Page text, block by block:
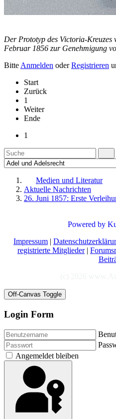
Der Prototyp des Victoria-
Februar 1856 zur Genehmigung
Bitte Anmelden oderRegistrieren
Start
Zurück
1
Weiter
Ende
1
Medien und Literatur
Aktuelle Nachrichten
26. Juni 1857: Erste
Powered by
Impressum |
registrierte Mitglieder|
Off-Canvas Toggle
Login Form
Angemeldet bleiben